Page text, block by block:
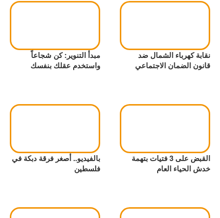
نقابة كهرباء الشمال ضد
قانون الضمان الاجتماعي
مبدأ التنوير: كن شجاعاً
واستخدم عقلك بنفسك
القبض على 3 فتيات بتهمة
خدش الحياء العام
بالفيديو.. أصغر فرقة دبكة في
فلسطين